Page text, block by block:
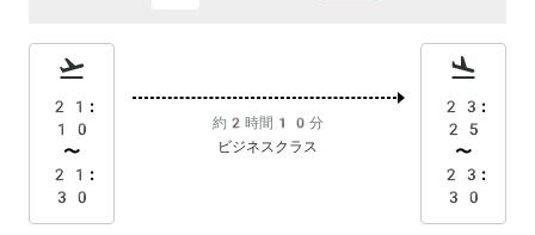
21:
10
〜
21:
30
約2時間10分
ビジネスクラス
23:
25
〜
23:
30